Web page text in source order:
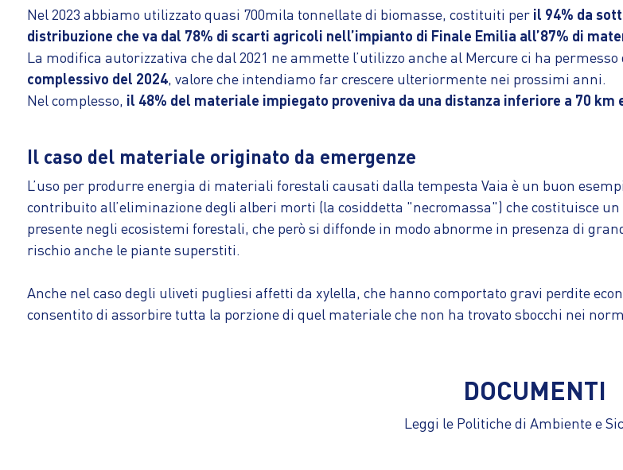
Nel 2023 abbiamo utilizzato quasi 700mila tonnellate di biomasse, costituiti per il 94% da
distribuzione che va dal 78% di scarti agricoli nell’impianto di Finale Emilia all’87% di
La modifica autorizzativa che dal 2021 ne ammette l’utilizzo anche al Mercure ci ha permesso
complessivo del 2024, valore che intendiamo far crescere ulteriormente nei prossimi anni.
Nel complesso, il 48% del materiale impiegato proveniva da una distanza inferiore a 70 km
Il caso del materiale originato da emergenze
L’uso per produrre energia di materiali forestali causati dalla tempesta Vaia è un buon
contribuito all’eliminazione degli alberi morti (la cosiddetta "necromassa") che costituisce
presente negli ecosistemi forestali, che però si diffonde in modo abnorme in presenza di
rischio anche le piante superstiti.
Anche nel caso degli uliveti pugliesi affetti da xylella, che hanno comportato gravi perdite
consentito di assorbire tutta la porzione di quel materiale che non ha trovato sbocchi nei
DOCUMENTI
Leggi le Politiche di Ambiente e